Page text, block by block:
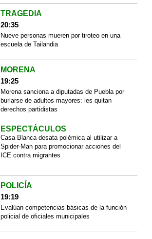
TRAGEDIA
20:35
Nueve personas mueren por tiroteo en una
escuela de Tailandia
MORENA
19:25
Morena sanciona a diputadas de Puebla por
burlarse de adultos mayores: les quitan
derechos partidistas
ESPECTÁCULOS
Casa Blanca desata polémica al utilizar a
Spider-Man para promocionar acciones del
ICE contra migrantes
POLICÍA
19:19
Evalúan competencias básicas de la función
policial de oficiales municipales